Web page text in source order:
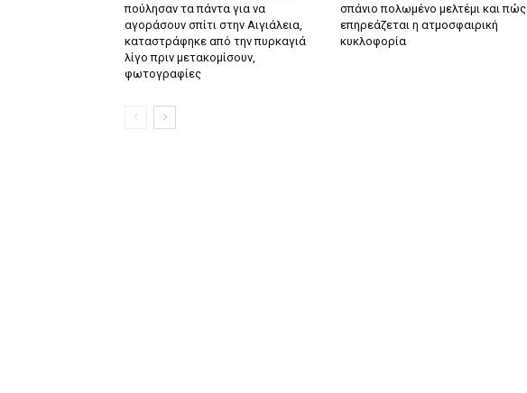
πούλησαν τα πάντα για να
αγοράσουν σπίτι στην Αιγιάλεια,
καταστράφηκε από την πυρκαγιά
λίγο πριν μετακομίσουν,
φωτογραφίες
σπάνιο πολωμένο μελτέμι και πώς
επηρεάζεται η ατμοσφαιρική
κυκλοφορία